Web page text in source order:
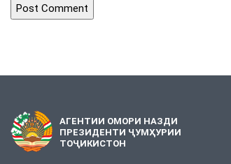
АГЕНТИИ ОМОРИ НАЗДИ
ПРЕЗИДЕНТИ ҶУМҲУРИИ
ТОҶИКИСТОН